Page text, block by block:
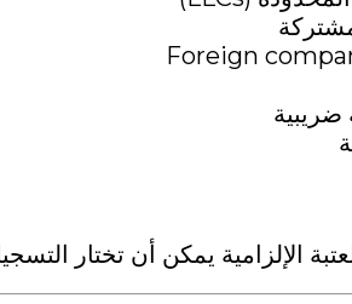
Foreign
الإلزامية يمكن أن تختار